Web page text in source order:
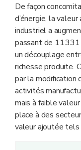
De façon
d’énergie, la
industriel a
passant de 11
un découplage
richesse produite.
par la modification
activités
mais à faible
place à des
valeur ajoutée tels